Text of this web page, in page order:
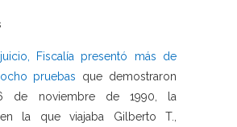
Fiscalía presentó más de
pruebas que demostraron
de noviembre de 1990, la
la que viajaba Gilberto T.,